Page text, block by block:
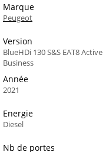
Marque
Peugeot
Version
BlueHDi 130 S&S EAT8 Active
Business
Année
2021
Energie
Diesel
Nb de portes